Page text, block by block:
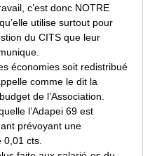
c’est donc NOTRE
utilise surtout pour
du CITS que leur
économies soit redistribué
comme le dit la
de l’Association.
l’Adapei 69 est
prévoyant une
cts.